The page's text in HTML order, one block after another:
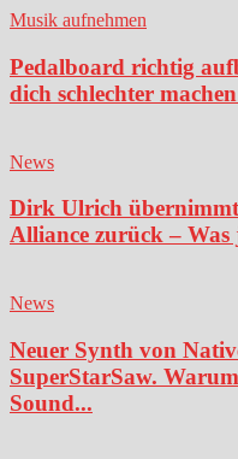
Musik aufnehmen
Pedalboard richtig
dich schlechter
News
Dirk Ulrich
Alliance zurück – Was
News
Neuer Synth von
SuperStarSaw.
Sound...